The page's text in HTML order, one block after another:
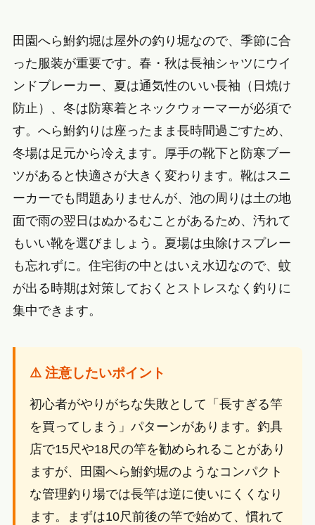
田園へら鮒釣堀は屋外の釣り堀なので、季節に合
った服装が重要です。春・秋は長袖シャツにウイ
ンドブレーカー、夏は通気性のいい長袖（日焼け
防止）、冬は防寒着とネックウォーマーが必須で
す。へら鮒釣りは座ったまま長時間過ごすため、
冬場は足元から冷えます。厚手の靴下と防寒ブー
ツがあると快適さが大きく変わります。靴はスニ
ーカーでも問題ありませんが、池の周りは土の地
面で雨の翌日はぬかるむことがあるため、汚れて
もいい靴を選びましょう。夏場は虫除けスプレー
も忘れずに。住宅街の中とはいえ水辺なので、蚊
が出る時期は対策しておくとストレスなく釣りに
集中できます。
⚠️ 注意したいポイント
初心者がやりがちな失敗として「長すぎる竿
を買ってしまう」パターンがあります。釣具
店で15尺や18尺の竿を勧められることがあり
ますが、田園へら鮒釣堀のようなコンパクト
な管理釣り場では長竿は逆に使いにくくなり
ます。まずは10尺前後の竿で始めて、慣れて